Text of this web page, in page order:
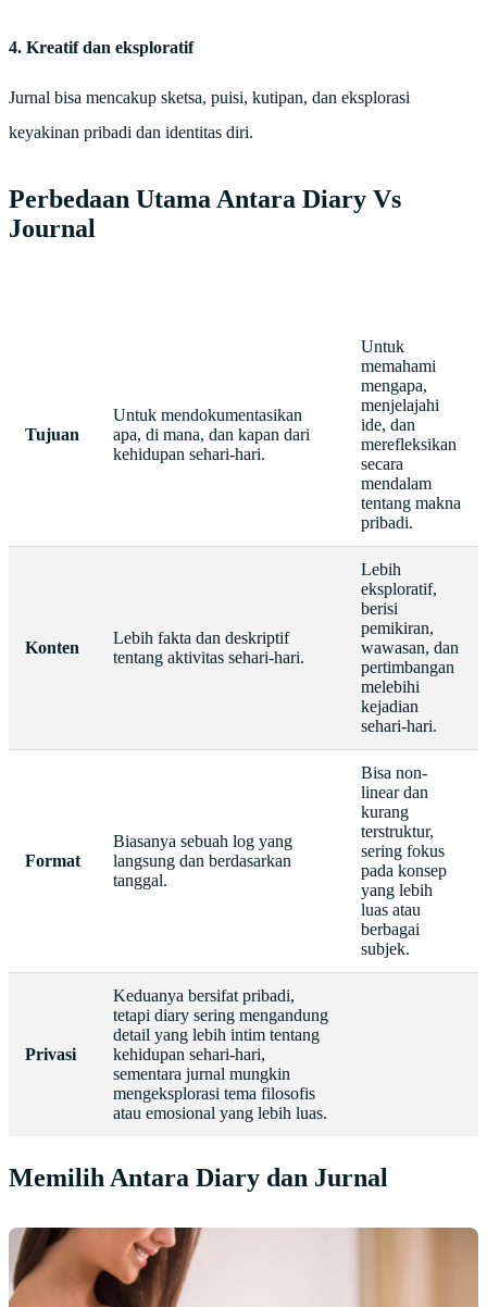
4. Kreatif dan eksploratif
Jurnal bisa mencakup sketsa, puisi, kutipan, dan eksplorasi
keyakinan pribadi dan identitas diri.
Perbedaan Utama Antara Diary Vs
Journal
Tujuan
Untuk mendokumentasikan
apa, di mana, dan kapan dari
kehidupan sehari-hari.
Untuk
memahami
mengapa,
menjelajahi
ide, dan
merefleksikan
secara
mendalam
tentang makna
pribadi.
Konten
Lebih fakta dan deskriptif
tentang aktivitas sehari-hari.
Lebih
eksploratif,
berisi
pemikiran,
wawasan, dan
pertimbangan
melebihi
kejadian
sehari-hari.
Format
Biasanya sebuah log yang
langsung dan berdasarkan
tanggal.
Bisa non-
linear dan
kurang
terstruktur,
sering fokus
pada konsep
yang lebih
luas atau
berbagai
subjek.
Privasi
Keduanya bersifat pribadi,
tetapi diary sering mengandung
detail yang lebih intim tentang
kehidupan sehari-hari,
sementara jurnal mungkin
mengeksplorasi tema filosofis
atau emosional yang lebih luas.
Memilih Antara Diary dan Jurnal